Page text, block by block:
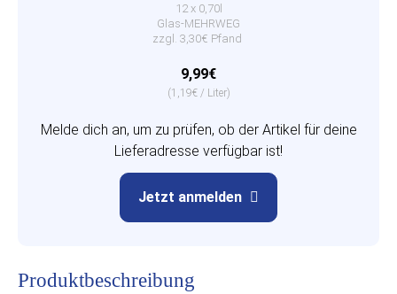
12 x 0,70l
Glas-MEHRWEG
zzgl. 3,30€ Pfand
9,99€
(1,19€ / Liter)
Melde dich an, um zu prüfen, ob der Artikel für deine
Lieferadresse verfügbar ist!
Jetzt anmelden
Produktbeschreibung